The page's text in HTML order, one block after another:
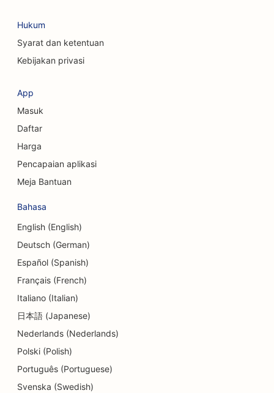
SEO untuk Ahli Bedah Kraniofasial
SEO untuk Perusahaan Konsultan
SEO untuk Delis
SEO untuk Layanan Konseling Utang
SEO untuk Layanan Dermabrasi
SEO untuk Tempat Penitipan Anak
SEO untuk Klinik Gigi
SEO untuk Toko Detail
SEO untuk Pengunjung
SEO untuk Toko Cupcake
SEO untuk Layanan Pendidikan dan Pengasuhan
Anak
Hukum
Syarat dan ketentuan
Kebijakan privasi
App
Masuk
Daftar
Harga
Pencapaian aplikasi
Meja Bantuan
Bahasa
English (English)
Deutsch (German)
Español (Spanish)
Français (French)
Italiano (Italian)
日本語 (Japanese)
Nederlands (Nederlands)
Polski (Polish)
Português (Portuguese)
Svenska (Swedish)